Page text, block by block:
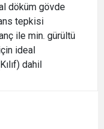
döküm gövde
tepkisi
ile min. gürültü
ideal
dahil